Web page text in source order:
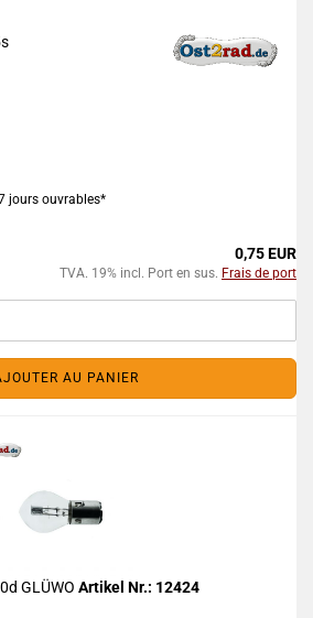
jours ouvrables*
0,75 EUR
TVA. 19% incl. Port en sus. Frais de port
AU PANIER
GLÜWO Artikel Nr.: 12424